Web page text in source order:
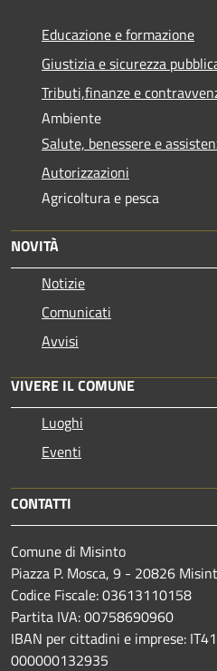
Educazione e formazione
Giustizia e sicurezza
Tributi,finanze e
Ambiente
Salute, benessere e
Autorizzazioni
Agricoltura e pesca
NOVITÀ
Notizie
Comunicati
Avvisi
VIVERE IL COMUNE
Luoghi
Eventi
CONTATTI
Comune di Misinto
Piazza P. Mosca, 9 - 20826
Codice Fiscale: 03613110158
Partita IVA: 00758690960
IBAN per cittadini e imprese:
000000132935